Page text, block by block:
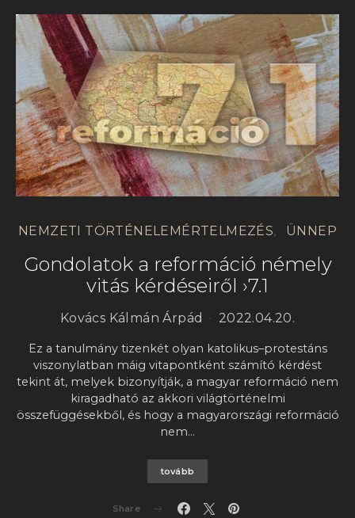
NEMZETI TÖRTÉNELEMÉRTELMEZÉS ÜNNEP
Gondolatok a reformáció némely
vitás kérdéseiről ›7.1
Kovács Kálmán Árpád 2022.04.20.
Ez a tanulmány tizenkét olyan katolikus–protestáns
viszonylatban máig vitapontként számító kérdést
tekint át, melyek bizonyítják, a magyar reformáció nem
kiragadható az akkori világtörténelmi
összefüggésekből, és hogy a magyarországi reformáció
nem…
tovább
Share